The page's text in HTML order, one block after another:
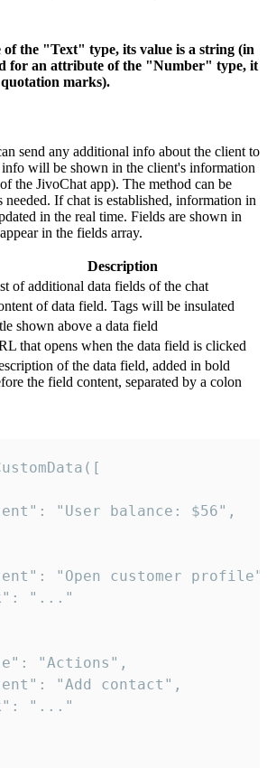
the "Text" type, its value is a string (in
for an attribute of the "Number" type, it
marks).
send any additional info about the client to
will be shown in the client's information
the JivoChat app). The method can be
needed. If chat is established, information in
in the real time. Fields are shown in
in the fields array.
Description
of additional data fields of the chat
of data field. Tags will be insulated
shown above a data field
that opens when the data field is clicked
of the data field, added in bold
the field content, separated by a colon
"User balance: $56",
"Open customer
"..."
"Actions",
"Add contact",
"..."